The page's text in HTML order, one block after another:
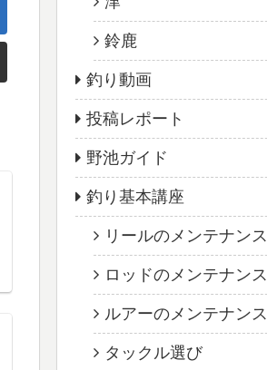
鈴鹿
釣り動画
投稿レポート
野池ガイド
釣り基本講座
リールのメンテナンス
ロッドのメンテナンス
ルアーのメンテナンス
タックル選び